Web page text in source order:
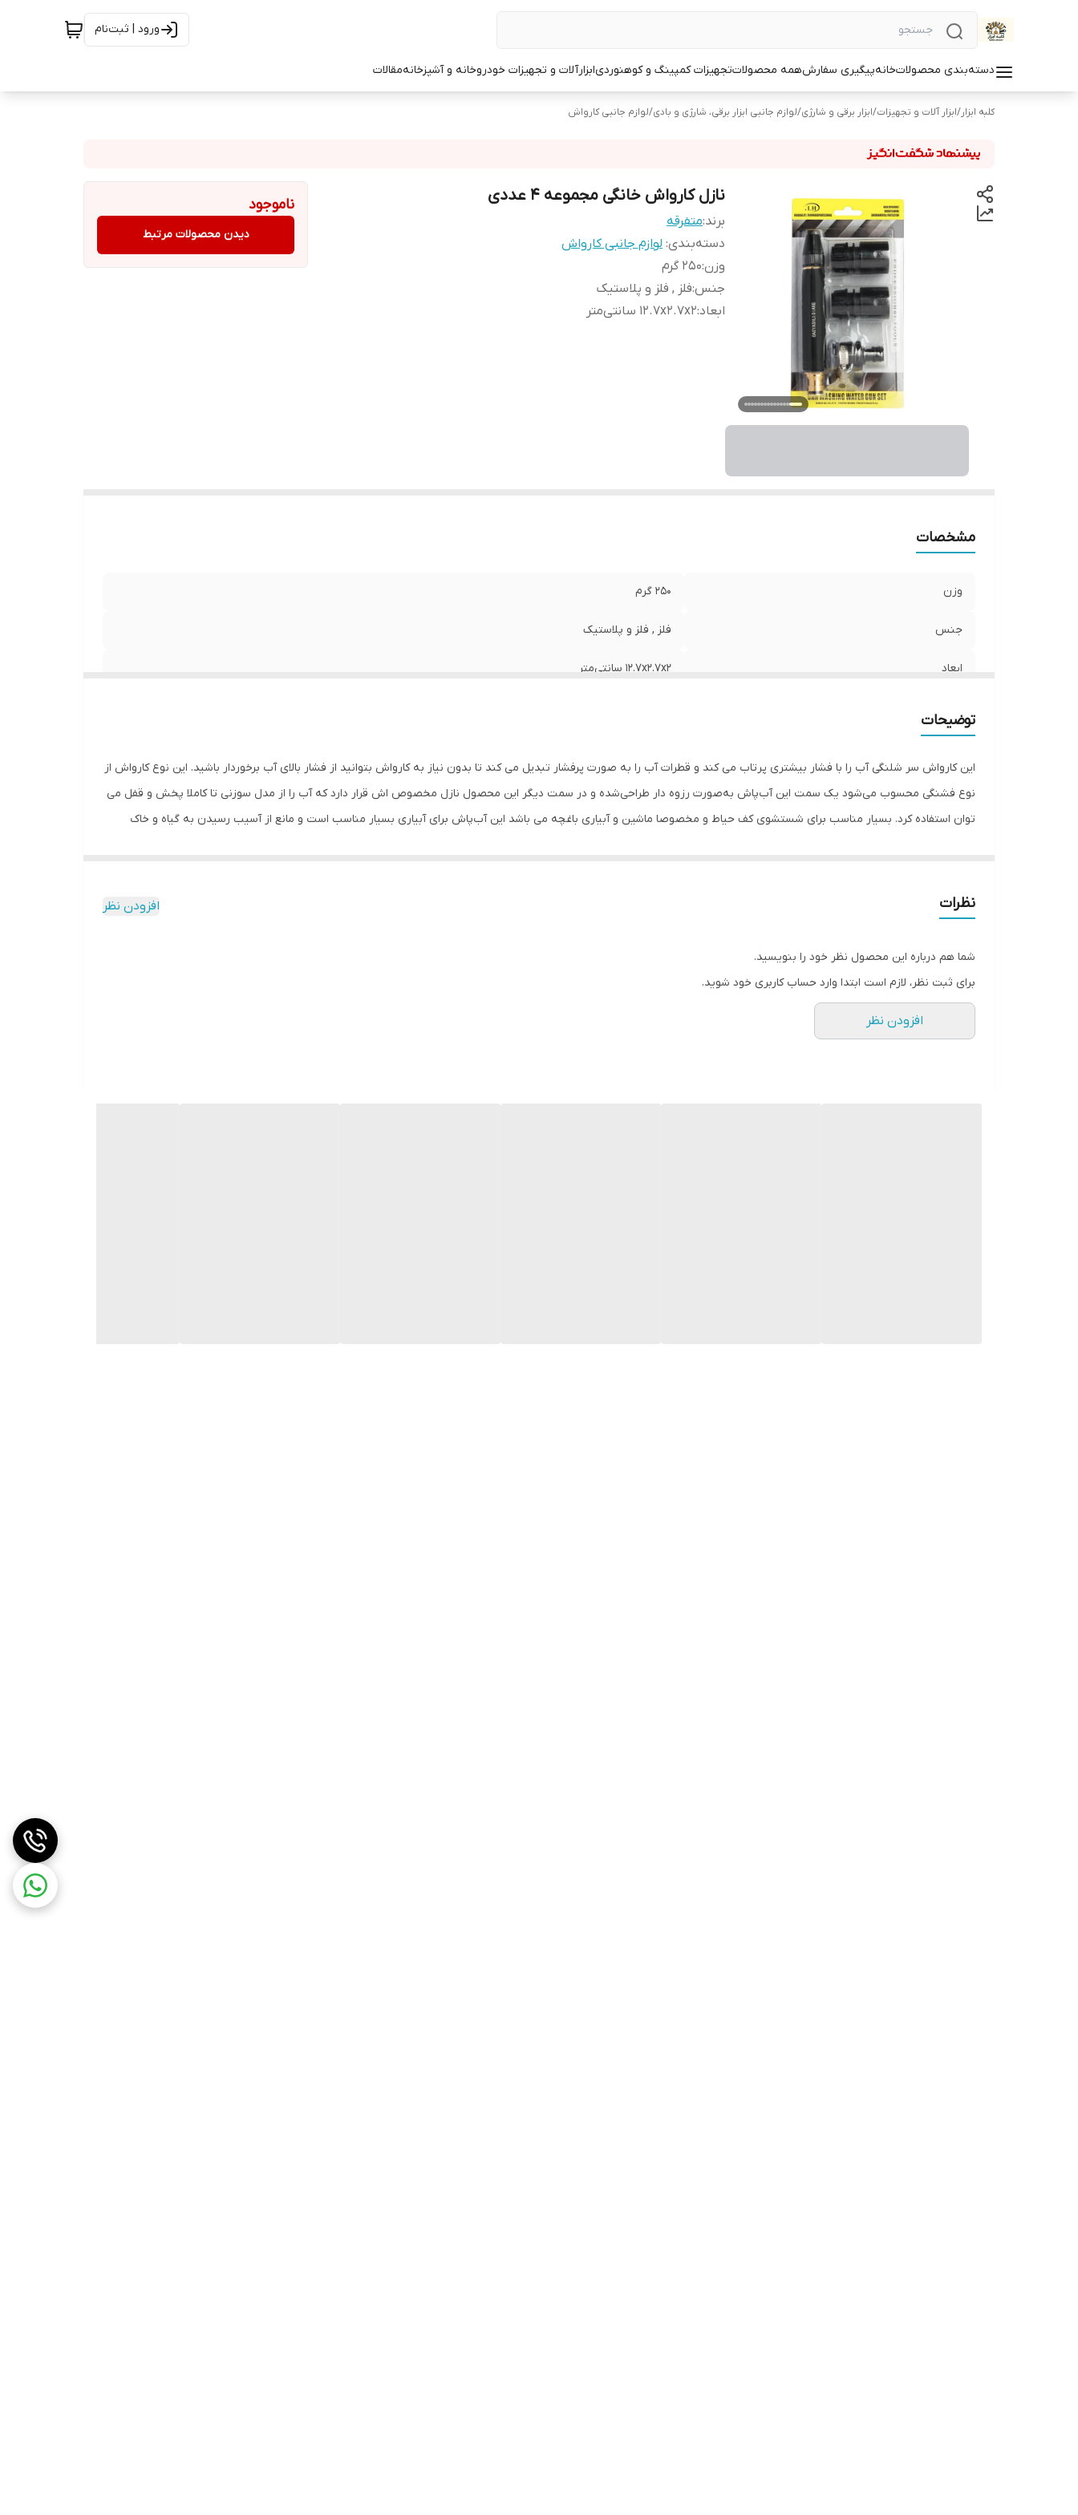
ورود | ثبت‌نام
دسته‌بندی محصولاتخانهپیگیری سفارشهمه محصولاتتجهیزات کمپینگ و کوهنوردیابزارآلات و تجهیزات خودروخانه و آشپزخانهمقالات
کلبه ابزار/ابزار آلات و تجهیزات/ابزار برقی و شارژی/لوازم جانبی ابزار برقی، شارژی و بادی/لوازم جانبی کارواش
نازل کارواش خانگی مجموعه 4 عددی
برند:متفرقه
دسته‌بندی: لوازم جانبی کارواش
وزن:250 گرم
جنس:فلز , فلز و پلاستیک
ابعاد:12.7x2.7x2 سانتی‌متر
ناموجود
دیدن محصولات مرتبط
مشخصات
وزن 250 گرم
جنس فلز , فلز و پلاستیک
ابعاد 12.7x2.7x2 سانتی‌متر
توضیحات
این کارواش سر شلنگی آب را با فشار بیشتری پرتاب می کند و قطرات آب را به صورت پرفشار تبدیل می کند تا بدون نیاز به کارواش بتوانید از فشار بالای آب برخوردار باشید. این نوع کارواش از
نوع فشنگی محسوب می‌شود یک سمت این آب‌پاش به‌صورت رزوه دار طراحی‌شده و در سمت دیگر این محصول نازل مخصوص اش قرار دارد که آب را از مدل سوزنی تا کاملا پخش و قفل می
توان استفاده کرد. بسیار مناسب برای شستشوی کف حیاط و مخصوصا ماشین و آبیاری باغچه می باشد این آب‌پاش برای آبیاری بسیار مناسب است و مانع از آسیب رسیدن به گیاه و خاک
این کارواش دستی برای آبیاری باغ و گیاهان، شستن ماشین و لاستیک، سبزه زار، حیاط، گل‌ها و تمیز کردن حمام، نمای ساختمان، آشپزخانه، بالکن، راهرو، فرش و خیلی موارد دیگر استفاده می
شود.
نظرات افزودن نظر
شما هم درباره این محصول نظر خود را بنویسید.
برای ثبت نظر، لازم است ابتدا وارد حساب کاربری خود شوید.
افزودن نظر